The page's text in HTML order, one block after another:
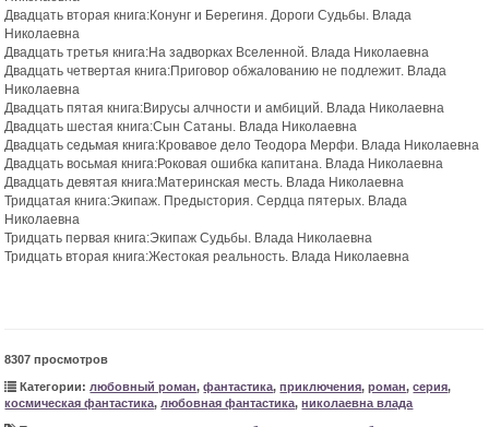
Двадцать вторая книга:Конунг и Берегиня. Дороги Судьбы. Влада
Николаевна
Двадцать третья книга:На задворках Вселенной. Влада Николаевна
Двадцать четвертая книга:Приговор обжалованию не подлежит. Влада
Николаевна
Двадцать пятая книга:Вирусы алчности и амбиций. Влада Николаевна
Двадцать шестая книга:Сын Сатаны. Влада Николаевна
Двадцать седьмая книга:Кровавое дело Теодора Мерфи. Влада Николаевна
Двадцать восьмая книга:Роковая ошибка капитана. Влада Николаевна
Двадцать девятая книга:Материнская месть. Влада Николаевна
Тридцатая книга:Экипаж. Предыстория. Сердца пятерых. Влада
Николаевна
Тридцать первая книга:Экипаж Судьбы. Влада Николаевна
Тридцать вторая книга:Жестокая реальность. Влада Николаевна
8307 просмотров
Категории: любовный роман,фантастика,приключения,роман,серия,
космическая фантастика, любовная фантастика,николаевна влада